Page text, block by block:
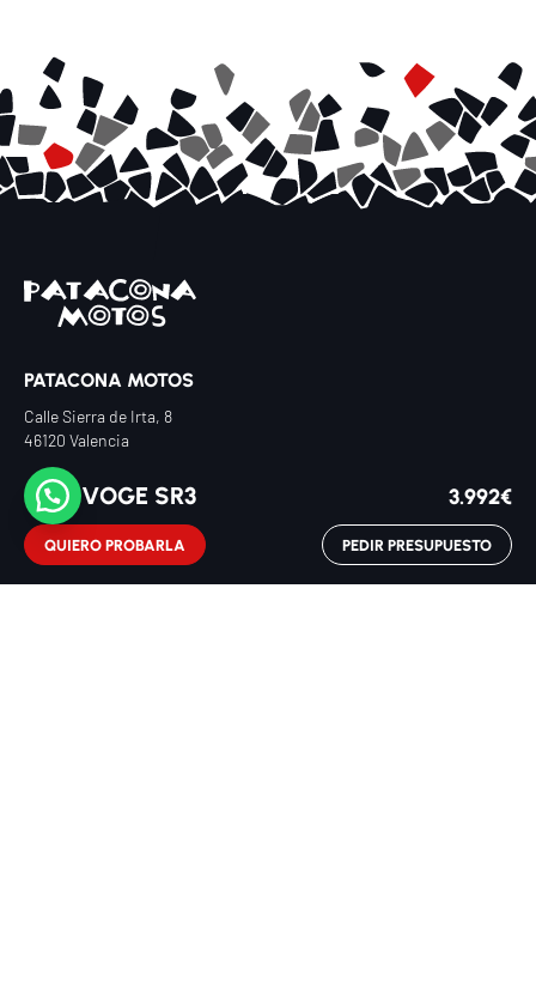
Te responderemos lo antes posible
Ventas
Asesor comercial
Repuestos y accesorios
VOGE SR3 3.992€
QUIERO PROBARLA PEDIR PRESUPUESTO
PATACONA MOTOS
Calle Sierra de Irta, 8
46120 Valencia
info@pataconamotos.com
NUESTRAS MARCAS
Voge
Royal Enfield